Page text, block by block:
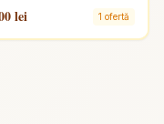
lei 1 ofertă